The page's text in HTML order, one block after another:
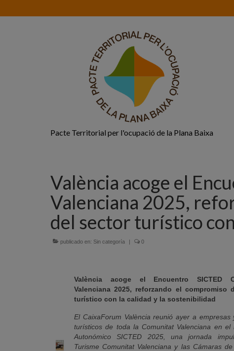
Pacte Territorial per l'ocupació de la Plana Baixa
València acoge el
Valenciana 2025,
del sector turístico
publicado en: Sin categoría | 0
València acoge el Encuentro SICTED
Valenciana 2025, reforzando el compromiso
turístico con la calidad y la sostenibilidad
El CaixaForum València reunió ayer a empresas
turísticos de toda la Comunitat Valenciana en el
Autonómico SICTED 2025, una jornada
Turisme Comunitat Valenciana y las Cámaras